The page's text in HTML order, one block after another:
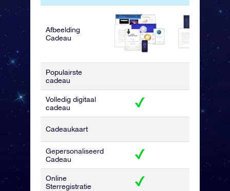
Afbeelding
Cadeau
Populairste
cadeau
Volledig digitaal
cadeau
Cadeaukaart
Gepersonaliseerd
Cadeau
Online
Sterregistratie